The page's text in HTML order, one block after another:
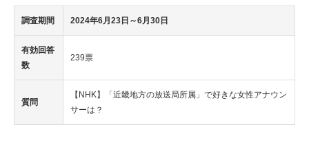
調査期間 2024年6月23日～6月30日
有効回答
数
239票
質問
【NHK】「近畿地方の放送局所属」で好きな女性アナウン
サーは？